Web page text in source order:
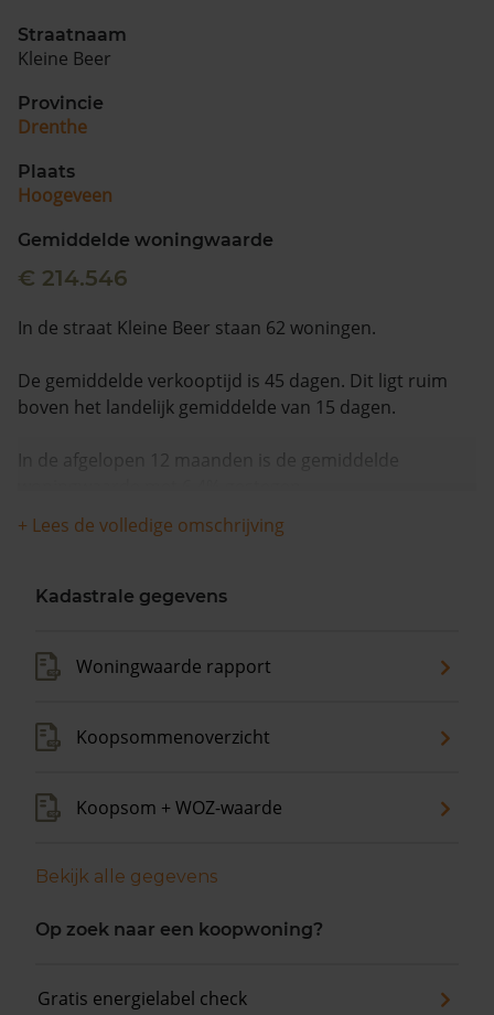
Straatnaam
Kleine Beer
Provincie
Drenthe
Plaats
Hoogeveen
Gemiddelde woningwaarde
€ 214.546
In de straat Kleine Beer staan 62 woningen.
De gemiddelde verkooptijd is 45 dagen. Dit ligt ruim
boven het landelijk gemiddelde van 15 dagen.
In de afgelopen 12 maanden is de gemiddelde
+ Lees de volledige omschrijving
Kadastrale gegevens
Woningwaarde rapport
Koopsommenoverzicht
Koopsom + WOZ-waarde
Bekijk alle gegevens
Op zoek naar een koopwoning?
Gratis energielabel check